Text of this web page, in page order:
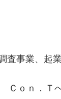
調査事業、
Ｃｏｎ．Ｔ